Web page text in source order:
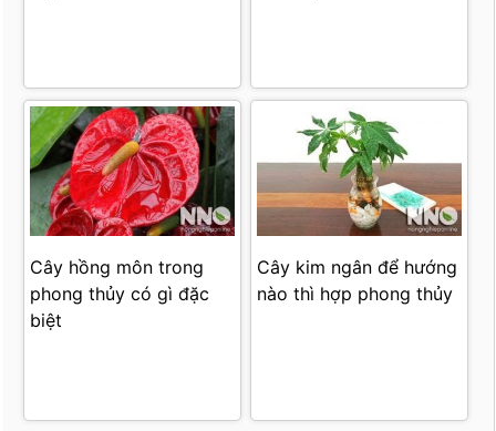
Cây hồng môn trong
phong thủy có gì đặc
biệt
Cây kim ngân để hướng
nào thì hợp phong thủy